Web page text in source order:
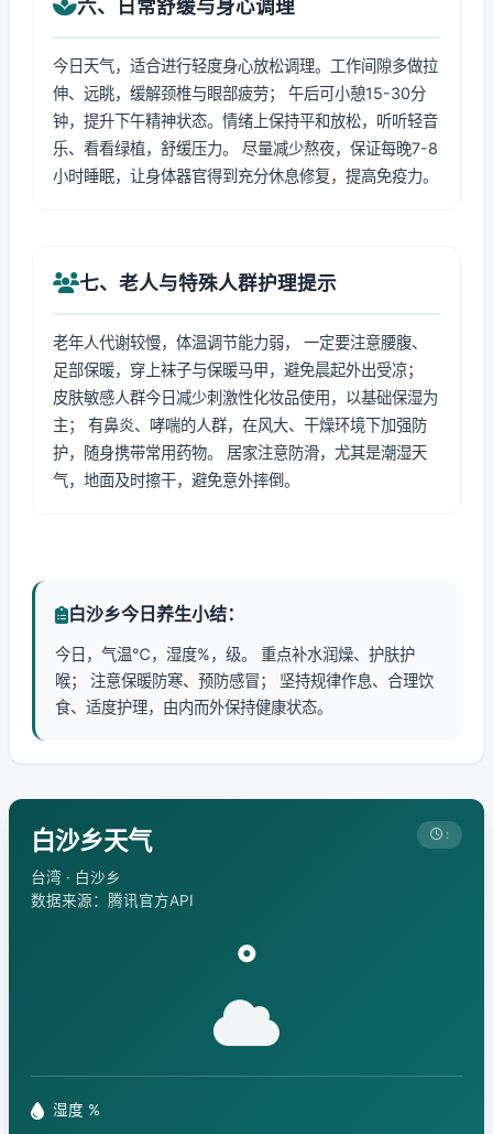
六、日常舒缓与身心调理
今日天气，适合进行轻度身心放松调理。工作间隙多做拉
伸、远眺，缓解颈椎与眼部疲劳； 午后可小憩15-30分
钟，提升下午精神状态。情绪上保持平和放松，听听轻音
乐、看看绿植，舒缓压力。 尽量减少熬夜，保证每晚7-8
小时睡眠，让身体器官得到充分休息修复，提高免疫力。
七、老人与特殊人群护理提示
老年人代谢较慢，体温调节能力弱， 一定要注意腰腹、
足部保暖，穿上袜子与保暖马甲，避免晨起外出受凉；
皮肤敏感人群今日减少刺激性化妆品使用，以基础保湿为
主； 有鼻炎、哮喘的人群，在风大、干燥环境下加强防
护，随身携带常用药物。 居家注意防滑，尤其是潮湿天
气，地面及时擦干，避免意外摔倒。
白沙乡今日养生小结：
今日，气温℃，湿度%，级。 重点补水润燥、护肤护
喉； 注意保暖防寒、预防感冒； 坚持规律作息、合理饮
食、适度护理，由内而外保持健康状态。
白沙乡天气
台湾 · 白沙乡
数据来源：腾讯官方API
:
°
湿度 %